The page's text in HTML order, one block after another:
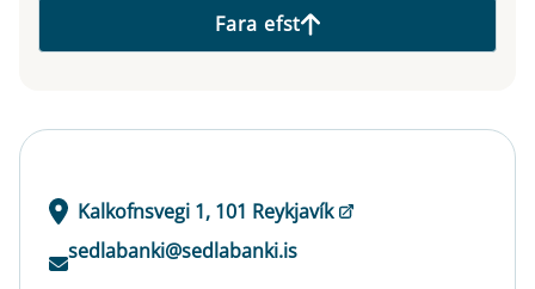
Fara efst
Kalkofnsvegi 1, 101 Reykjavík
sedlabanki@sedlabanki.is